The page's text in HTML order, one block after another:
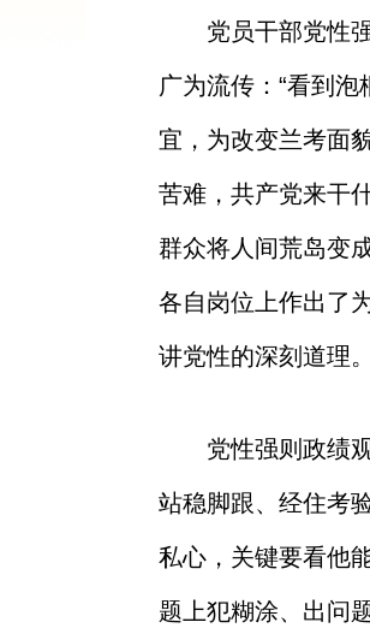
党员干部党性
广为流传：“看到
宜，为改变兰考面
苦难，共产党来干
群众将人间荒岛变
各自岗位上作出了
讲党性的深刻道理。
党性强则政绩
站稳脚跟、经住考
私心，关键要看他
题上犯糊涂、出问